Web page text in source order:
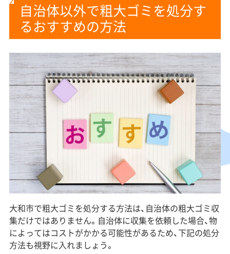
自治体以外で粗大ゴミを処分す
るおすすめの方法
大和市で粗大ゴミを処分する方法は、自治体の粗大ゴミ収
集だけではありません。自治体に収集を依頼した場合、物
によってはコストがかかる可能性があるため、下記の処分
方法も視野に入れましょう。